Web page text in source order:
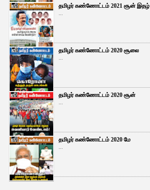
தமிழர் கண்ணோட்டம் 2021 சூன் இதழ்
...
தமிழர் கண்ணோட்டம் 2020 சூலை
...
தமிழர் கண்ணோட்டம் 2020 சூன்
...
தமிழர் கண்ணோட்டம் 2020 மே
...